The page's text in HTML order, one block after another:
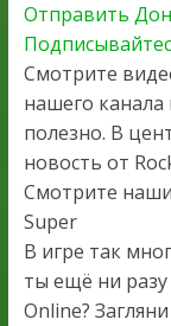
Отправить
Смотрите
нашего
полезно. В
новость от
Смотрите
Super
В игре так
ты ещё ни разу
Online?